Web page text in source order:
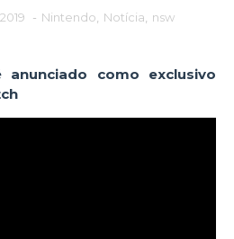
- Nintendo Notícia nsw
como exclusivo